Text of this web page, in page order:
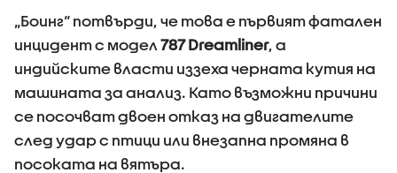
„Боинг“ потвърди, че това е първият фатален
инцидент с модел 787 Dreamliner, а
индийските власти иззеха черната кутия на
машината за анализ. Като възможни причини
се посочват двоен отказ на двигателите
след удар с птици или внезапна промяна в
посоката на вятъра.